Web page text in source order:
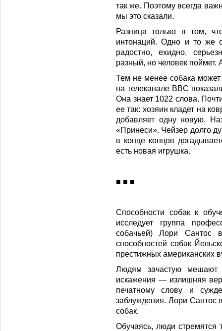
так же. Поэтому всегда
мы это сказали.
Разница только в том,
интонаций. Одно и то же
радостно, ехидно,
разный, но человек поймет.
Тем не менее собака
на телеканале BBC
Она знает 1022 слова.
ее так: хозяин кладет на
добавляет одну новую.
«Принеси». Чейзер долго
в конце концов
есть новая игрушка.
■ ■ ■
Способности собак к
исследует группа
собачьей) Лори Сантос
способностей собак
престижных американских
Людям зачастую мешают
искажения — излишняя
печатному слову и
заблуждения. Лори Сантос
собак.
Обучаясь, люди стремятся